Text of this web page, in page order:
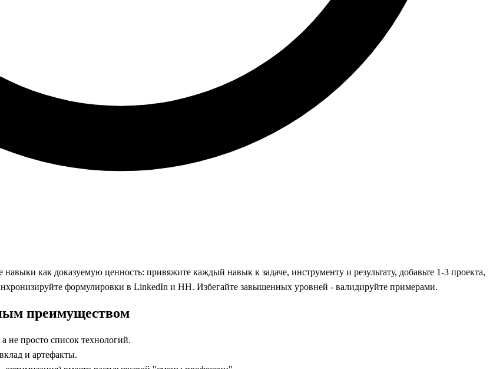
как доказуемую ценность: привяжите каждый навык к задаче, инструменту и результату, добавьте 1-3 проекта,
формулировки в LinkedIn и HH. Избегайте завышенных уровней - валидируйте примерами.
преимуществом
просто список технологий.
и артефакты.